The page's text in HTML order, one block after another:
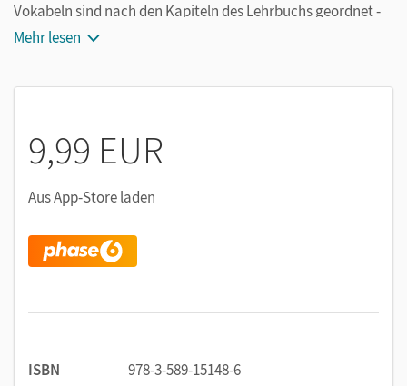
Vokabeln sind nach den Kapiteln des Lehrbuchs geordnet -
ideal zum Wiederholen und gezielten Lernen für Tests und
Fertige Vokabelsammlungen, die zum Lehrwerk
passen.
besser, sondern auch gezielter und schneller. So bleibt
Individualisiertes Lernen: Vokabeln, die schwer fallen,
werden häufiger wiederholt als jene, die bereits
Mehr Motivation: Detaillierte Reports spiegeln die
Variierende Abfragefolge:phase6
Mehr lesen
9,99 EUR
Aus App-Store laden
ISBN
978-3-589-15148-6